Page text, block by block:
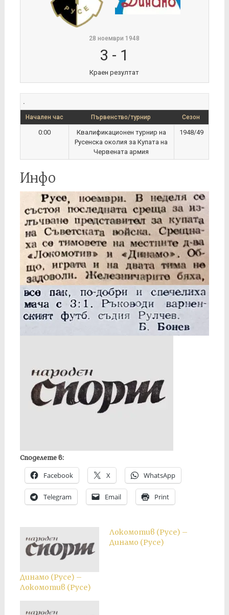
28 ноември 1948
3 - 1
Краен резултат
.
Начален час Първенство/турнир Сезон
0:00
Квалификационен турнир на
Русенска околия за Купата на
Червената армия
1948/49
Инфо
Споделете в:
Facebook X WhatsApp
Telegram Email Print
Динамо (Русе) –
Локомотив (Русе)
Локомотив (Русе) –
Динамо (Русе)